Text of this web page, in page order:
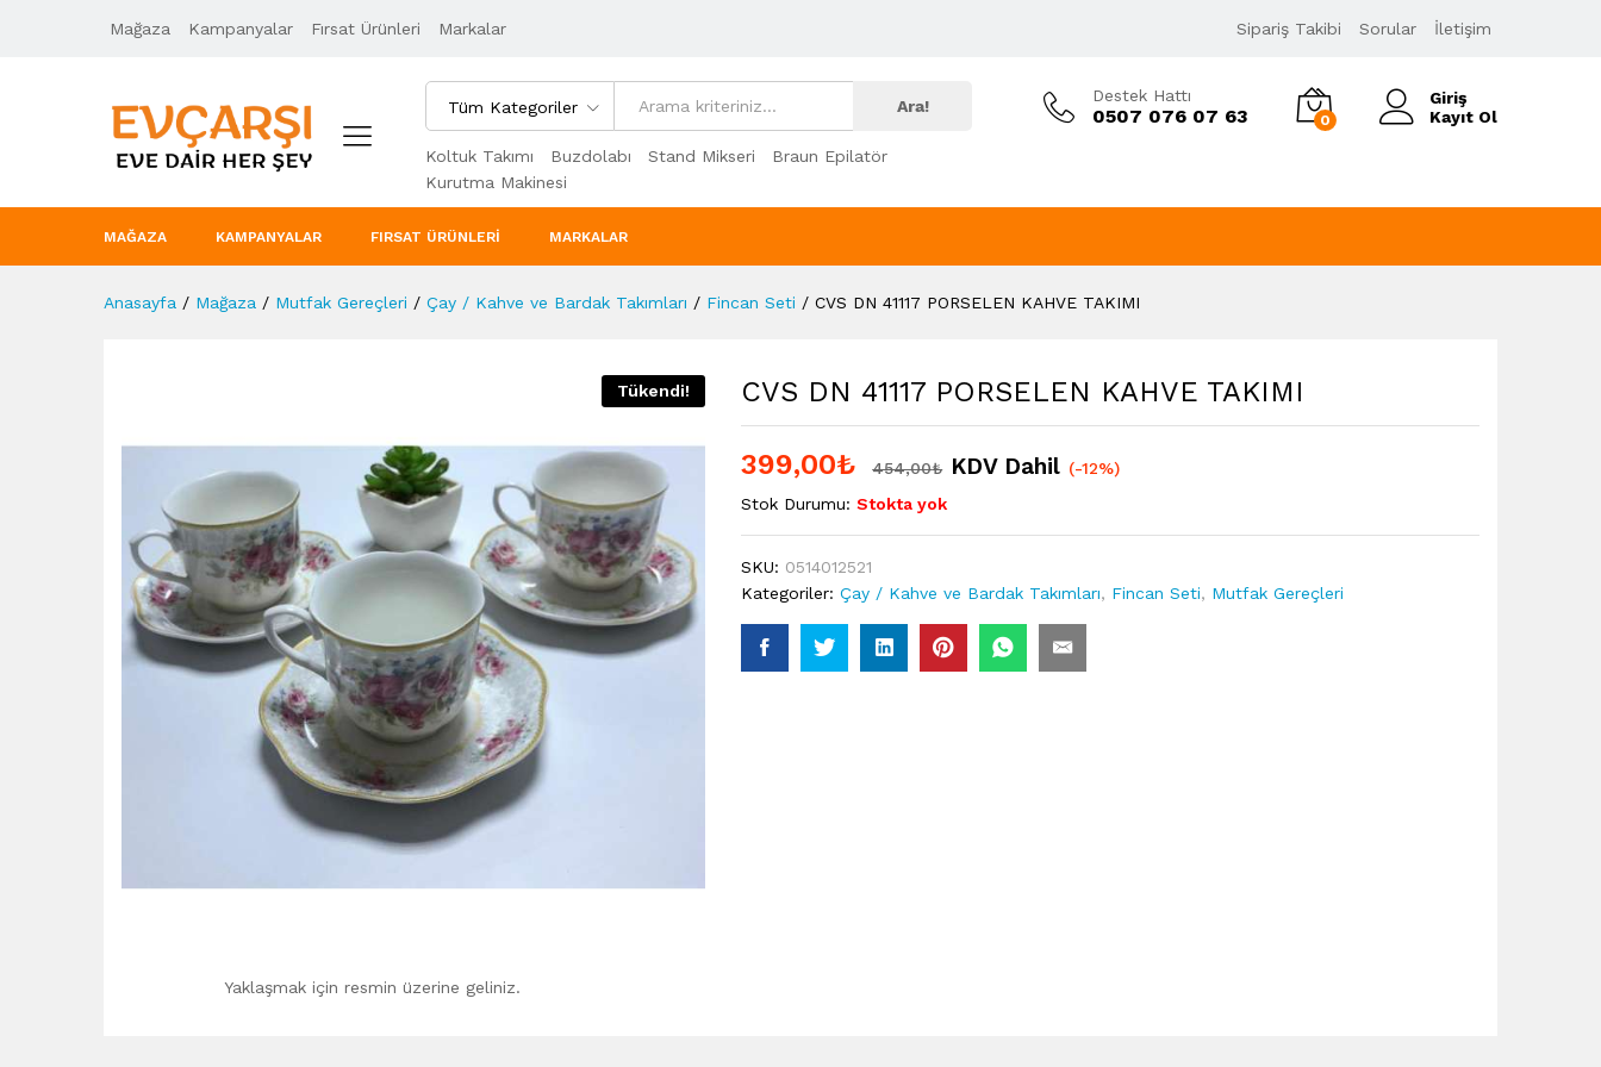
Mağaza Kampanyalar Fırsat Ürünleri Markalar Sipariş Takibi Sorular İletişim
Tüm Kategoriler Ara!
Koltuk Takımı Buzdolabı Stand Mikseri
Braun Epilatör
Kurutma Makinesi
Destek Hattı
0507 076 07 63 0
Giriş
Kayıt Ol
MAĞAZA KAMPANYALAR FIRSAT ÜRÜNLERI MARKALAR
Anasayfa / Mağaza / Mutfak Gereçleri / Çay / Kahve ve Bardak Takımları / Fincan Seti / CVS DN 41117 PORSELEN KAHVE TAKIMI
Tükendi!
Yaklaşmak için resmin üzerine geliniz.
CVS DN 41117 PORSELEN KAHVE TAKIMI
399,00₺ 454,00₺ KDV Dahil (-12%)
Stok Durumu: Stokta yok
SKU: 0514012521
Kategoriler:Çay / Kahve ve Bardak Takımları, Fincan Seti, Mutfak Gereçleri
Ürün Açıklaması Taksit Seçenekleri 454,00